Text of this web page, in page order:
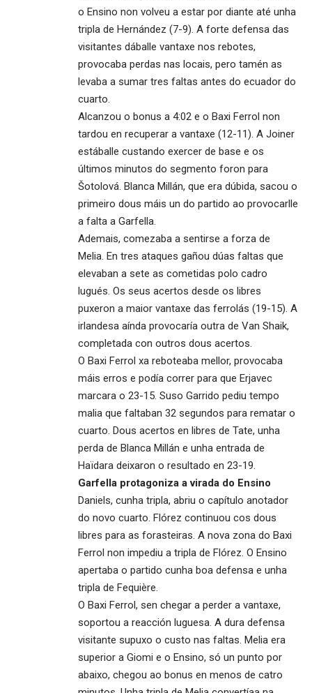
o Ensino non volveu a estar por diante até unha
tripla de Hernández (7-9). A forte defensa das
visitantes dáballe vantaxe nos rebotes,
provocaba perdas nas locais, pero tamén as
levaba a sumar tres faltas antes do ecuador do
cuarto.
Alcanzou o bonus a 4:02 e o Baxi Ferrol non
tardou en recuperar a vantaxe (12-11). A Joiner
estáballe custando exercer de base e os
últimos minutos do segmento foron para
Šotolová. Blanca Millán, que era dúbida, sacou o
primeiro dous máis un do partido ao provocarlle
a falta a Garfella.
Ademais, comezaba a sentirse a forza de
Melia. En tres ataques gañou dúas faltas que
elevaban a sete as cometidas polo cadro
lugués. Os seus acertos desde os libres
puxeron a maior vantaxe das ferrolás (19-15). A
irlandesa aínda provocaría outra de Van Shaik,
completada con outros dous acertos.
O Baxi Ferrol xa reboteaba mellor, provocaba
máis erros e podía correr para que Erjavec
marcara o 23-15. Suso Garrido pediu tempo
malia que faltaban 32 segundos para rematar o
cuarto. Dous acertos en libres de Tate, unha
perda de Blanca Millán e unha entrada de
Haïdara deixaron o resultado en 23-19.
Garfella protagoniza a virada do Ensino
Daniels, cunha tripla, abriu o capítulo anotador
do novo cuarto. Flórez continuou cos dous
libres para as forasteiras. A nova zona do Baxi
Ferrol non impediu a tripla de Flórez. O Ensino
apertaba o partido cunha boa defensa e unha
tripla de Fequière.
O Baxi Ferrol, sen chegar a perder a vantaxe,
soportou a reacción luguesa. A dura defensa
visitante supuxo o custo nas faltas. Melia era
superior a Giomi e o Ensino, só un punto por
abaixo, chegou ao bonus en menos de catro